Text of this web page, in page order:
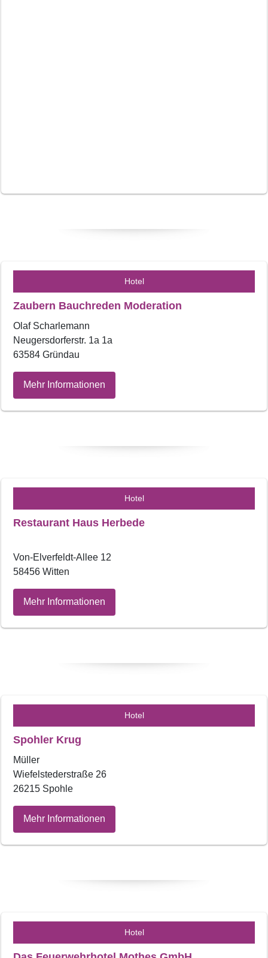
Hotel
Zaubern Bauchreden Moderation
Olaf Scharlemann
Neugersdorferstr. 1a 1a
63584 Gründau
Mehr Informationen
Hotel
Restaurant Haus Herbede
Von-Elverfeldt-Allee 12
58456 Witten
Mehr Informationen
Hotel
Spohler Krug
Müller
Wiefelstederstraße 26
26215 Spohle
Mehr Informationen
Hotel